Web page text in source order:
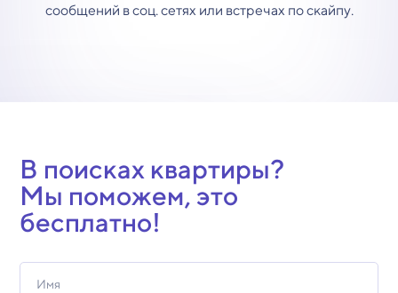
сообщений в соц. сетях или встречах по скайпу.
В поисках квартиры?
Мы поможем, это
бесплатно!